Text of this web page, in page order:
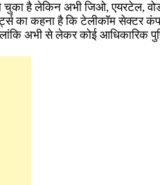
चुका है लेकिन अभी जिओ, एयरटेल,
का कहना है कि टेलीकॉम सेक्टर
अभी से लेकर कोई आधिकारिक